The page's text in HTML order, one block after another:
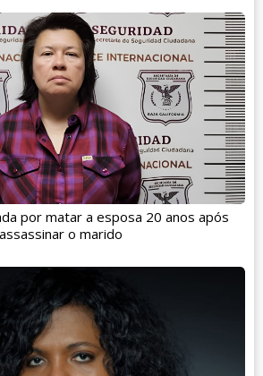
por matar a esposa 20 anos após
assassinar o marido